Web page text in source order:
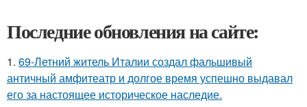
Последние обновления на сайте:
1. 69-Летний житель Италии создал фальшивый
античный амфитеатр и долгое время успешно выдавал
его за настоящее историческое наследие.